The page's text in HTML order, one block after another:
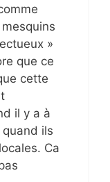
»
que ce
cette
il y a à
quand ils
Ca